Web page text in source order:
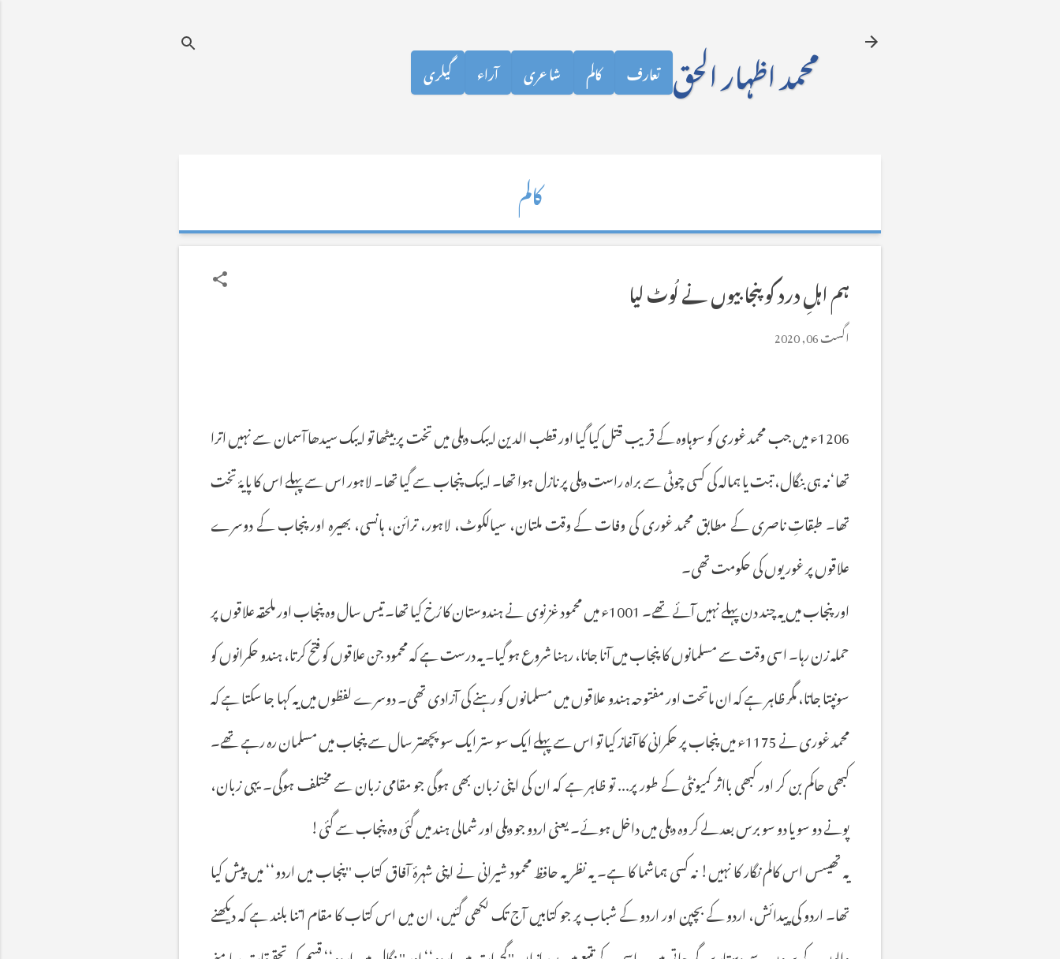
محمد اظہار الحق تعارف کالم شاعری آراء گیلری
کالم
ہم اہلِ درد کو پنجابیوں نے لُوٹ لیا
اگست 06, 2020
1206ء میں جب محمد غوری کو سوہاوہ کے قریب قتل کیا گیا اور قطب الدین ایبک دہلی میں تخت پر بیٹھا تو ایبک سیدھا آسمان سے نہیں اترا
تھا‘ نہ ہی بنگال، تبت یا ہمالہ کی کسی چوٹی سے براہ راست دہلی پر نازل ہوا تھا۔ ایبک پنجاب سے گیا تھا۔ لاہور اس سے پہلے اس کا پایۂ تخت
تھا۔ طبقاتِ ناصری کے مطابق محمد غوری کی وفات کے وقت ملتان، سیالکوٹ، لاہور، ترائن، ہانسی، بھیرہ اور پنجاب کے دوسرے
علاقوں پر غوریوں کی حکومت تھی۔
اور پنجاب میں یہ چند دن پہلے نہیں آئے تھے۔ 1001ء میں محمود غزنوی نے ہندوستان کا رُخ کیا تھا۔ تیس سال وہ پنجاب اور ملحقہ علاقوں پر
حملہ زن رہا۔ اسی وقت سے مسلمانوں کا پنجاب میں آنا جانا، رہنا شروع ہو گیا۔ یہ درست ہے کہ محمود جن علاقوں کو فتح کرتا، ہندو حکمرانوں کو
سونپتا جاتا، مگر ظاہر ہے کہ ان ماتحت اور مفتوحہ ہندو علاقوں میں مسلمانوں کو رہنے کی آزادی تھی۔ دوسرے لفظوں میں یہ کہا جا سکتا ہے کہ
محمد غوری نے 1175ء میں پنجاب پر حکمرانی کا آغاز کیا تو اس سے پہلے ایک سو ستر ایک سو پچھتر سال سے پنجاب میں مسلمان رہ رہے تھے۔
کبھی حاکم بن کر اور کبھی بااثر کمیونٹی کے طور پر... تو ظاہر ہے کہ ان کی اپنی زبان بھی ہوگی جو مقامی زبان سے مختلف ہوگی۔ یہی زبان،
پونے دو سو یا دو سو برس بعد لے کر وہ دہلی میں داخل ہوئے۔ یعنی اردو جو دہلی اور شمالی ہند میں گئی وہ پنجاب سے گئی!
یہ تھیسس اس کالم نگار کا نہیں! نہ کسی ہماشما کا ہے۔ یہ نظریہ حافظ محمود شیرانی نے اپنی شہرۂ آفاق کتاب ''پنجاب میں اردو‘‘ میں پیش کیا
تھا۔ اردو کی پیدائش، اردو کے بچپن اور اردو کے شباب پر جو کتابیں آج تک لکھی گئیں، ان میں اس کتاب کا مقام اتنا بلند ہے کہ دیکھنے